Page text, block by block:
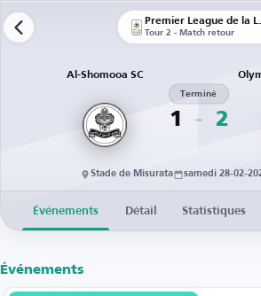
Tour 2 - Match retour
Al-Shomooa SC
1
Terminé
2
Stade de Misurata samedi 28-02-
Événements Détail Statistiques
Événements